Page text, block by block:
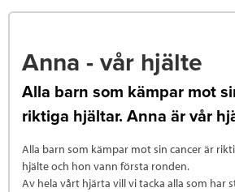
Anna - vår hjälte
Alla barn som kämpar mot
riktiga hjältar. Anna är vår
Alla barn som kämpar mot sin cancer är
hjälte och hon vann första ronden.
Av hela vårt hjärta vill vi tacka alla som har